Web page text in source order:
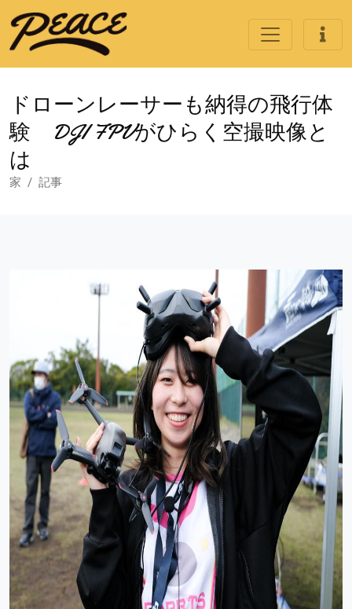
ドローンレーサーも納得の飛行体
験 DJI FPVがひらく空撮映像と
は
家 記事